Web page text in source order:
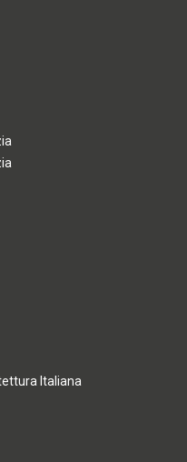
Italiana